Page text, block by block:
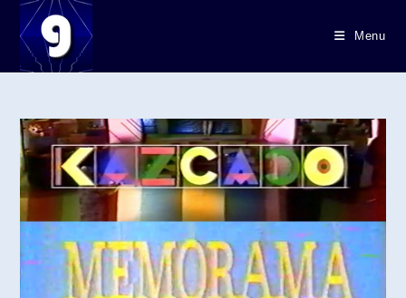
Skip
content
Menu